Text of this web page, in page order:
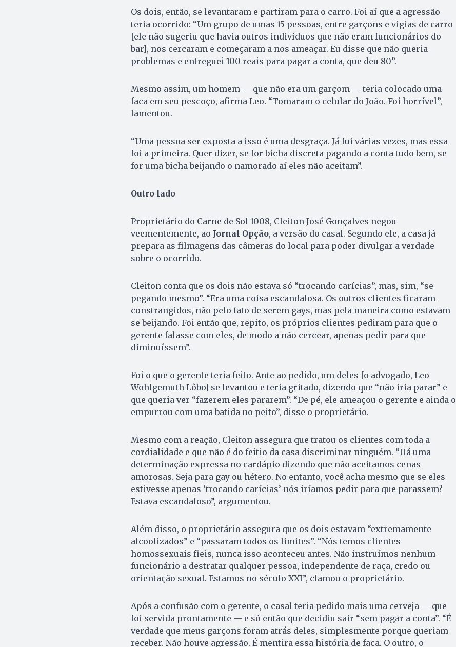
Os dois, então, se levantaram e partiram para o carro. Foi aí que a agressão
teria ocorrido: “Um grupo de umas 15 pessoas, entre garçons e vigias de carro
[ele não sugeriu que havia outros indivíduos que não eram funcionários do
bar], nos cercaram e começaram a nos ameaçar. Eu disse que não queria
problemas e entreguei 100 reais para pagar a conta, que deu 80”.
Mesmo assim, um homem — que não era um garçom — teria colocado uma
faca em seu pescoço, afirma Leo. “Tomaram o celular do João. Foi horrível”,
lamentou.
“Uma pessoa ser exposta a isso é uma desgraça. Já fui várias vezes, mas essa
foi a primeira. Quer dizer, se for bicha discreta pagando a conta tudo bem, se
for uma bicha beijando o namorado aí eles não aceitam”.
Outro lado
Proprietário do Carne de Sol 1008, Cleiton José Gonçalves negou
veementemente, ao Jornal Opção, a versão do casal. Segundo ele, a casa já
prepara as filmagens das câmeras do local para poder divulgar a verdade
sobre o ocorrido.
Cleiton conta que os dois não estava só “trocando carícias”, mas, sim, “se
pegando mesmo”. “Era uma coisa escandalosa. Os outros clientes ficaram
constrangidos, não pelo fato de serem gays, mas pela maneira como estavam
se beijando. Foi então que, repito, os próprios clientes pediram para que o
gerente falasse com eles, de modo a não cercear, apenas pedir para que
diminuíssem”.
Foi o que o gerente teria feito. Ante ao pedido, um deles [o advogado, Leo
Wohlgemuth Lôbo] se levantou e teria gritado, dizendo que “não iria parar” e
que queria ver “fazerem eles pararem”. “De pé, ele ameaçou o gerente e ainda o
empurrou com uma batida no peito”, disse o proprietário.
Mesmo com a reação, Cleiton assegura que tratou os clientes com toda a
cordialidade e que não é do feitio da casa discriminar ninguém. “Há uma
determinação expressa no cardápio dizendo que não aceitamos cenas
amorosas. Seja para gay ou hétero. No entanto, você acha mesmo que se eles
estivesse apenas ‘trocando carícias’ nós iríamos pedir para que parassem?
Estava escandaloso”, argumentou.
Além disso, o proprietário assegura que os dois estavam “extremamente
alcoolizados” e “passaram todos os limites”. “Nós temos clientes
homossexuais fieis, nunca isso aconteceu antes. Não instruímos nenhum
funcionário a destratar qualquer pessoa, independente de raça, credo ou
orientação sexual. Estamos no século XXI”, clamou o proprietário.
Após a confusão com o gerente, o casal teria pedido mais uma cerveja — que
foi servida prontamente — e só então que decidiu sair “sem pagar a conta”. “É
verdade que meus garçons foram atrás deles, simplesmente porque queriam
receber. Não houve agressão. É mentira essa história de faca. O outro, o